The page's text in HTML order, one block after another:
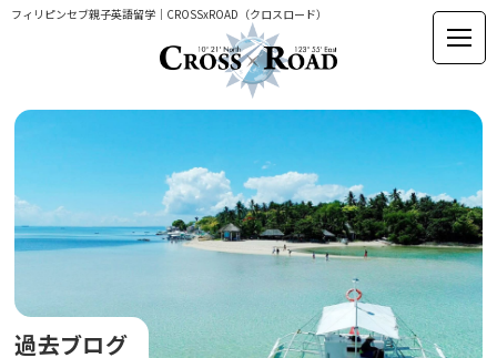
フィリピンセブ親子英語留学｜CROSSxROAD（クロスロード）
過去ブログ